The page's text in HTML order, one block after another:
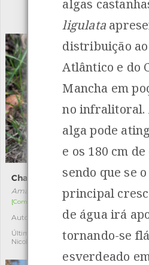
Chapéu-da-morte
Amanita phalloides
[Comum]
Autóctone
Última observação por:
Nicole Viana
3
algas
ligulata
distribuição
Atlântico e do
Mancha em
no infralitoral.
alga pode
e os 180 cm
sendo que se
principal
de água irá
tornando-se
esverdeado